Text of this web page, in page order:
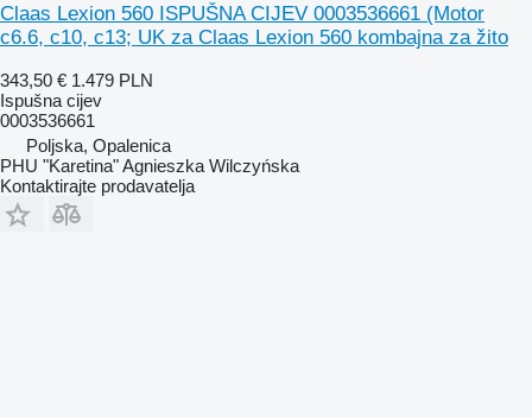
Claas Lexion 560 ISPUŠNA CIJEV 0003536661 (Motor
c6.6, c10, c13; UK za Claas Lexion 560 kombajna za žito
343,50 € 1.479 PLN
Ispušna cijev
0003536661
Poljska, Opalenica
PHU "Karetina" Agnieszka Wilczyńska
Kontaktirajte prodavatelja